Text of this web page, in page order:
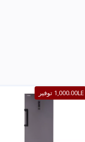
1,000.00LE توفير